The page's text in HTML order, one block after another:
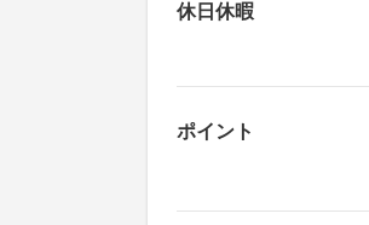
休日休暇
ポイント